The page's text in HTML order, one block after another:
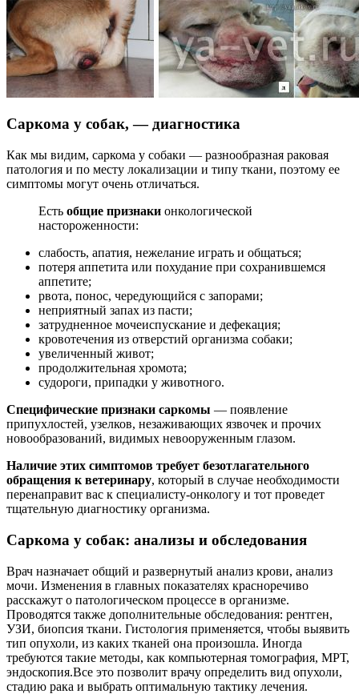
Саркома у собак, — диагностика
Как мы видим, саркома у собаки — разнообразная раковая
патология и по месту локализации и типу ткани, поэтому ее
симптомы могут очень отличаться.
Есть общие признаки онкологической
настороженности:
слабость, апатия, нежелание играть и общаться;
потеря аппетита или похудание при сохранившемся
аппетите;
рвота, понос, чередующийся с запорами;
неприятный запах из пасти;
затрудненное мочеиспускание и дефекация;
кровотечения из отверстий организма собаки;
увеличенный живот;
продолжительная хромота;
судороги, припадки у животного.
Специфические признаки саркомы — появление
припухлостей, узелков, незаживающих язвочек и прочих
новообразований, видимых невооруженным глазом.
Наличие этих симптомов требует безотлагательного
обращения к ветеринару, который в случае необходимости
перенаправит вас к специалисту-онкологу и тот проведет
тщательную диагностику организма.
Саркома у собак: анализы и обследования
Врач назначает общий и развернутый анализ крови, анализ
мочи. Изменения в главных показателях красноречиво
расскажут о патологическом процессе в организме.
Проводятся также дополнительные обследования: рентген,
УЗИ, биопсия ткани. Гистология применяется, чтобы выявить
тип опухоли, из каких тканей она произошла. Иногда
требуются такие методы, как компьютерная томография, МРТ,
эндоскопия.Все это позволит врачу определить вид опухоли,
стадию рака и выбрать оптимальную тактику лечения.